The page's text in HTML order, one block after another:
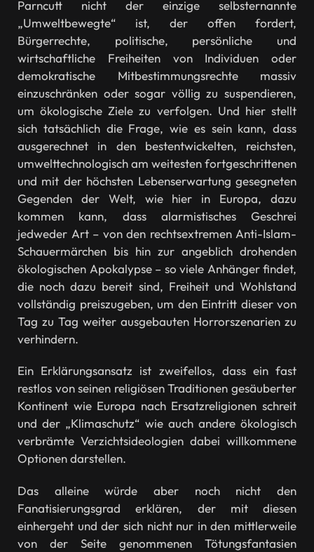
Parncutt nicht der einzige selbsternannte
„Umweltbewegte“ ist, der offen fordert,
Bürgerrechte, politische, persönliche und
wirtschaftliche Freiheiten von Individuen oder
demokratische Mitbestimmungsrechte massiv
einzuschränken oder sogar völlig zu suspendieren,
um ökologische Ziele zu verfolgen. Und hier stellt
sich tatsächlich die Frage, wie es sein kann, dass
ausgerechnet in den bestentwickelten, reichsten,
umwelttechnologisch am weitesten fortgeschrittenen
und mit der höchsten Lebenserwartung gesegneten
Gegenden der Welt, wie hier in Europa, dazu
kommen kann, dass alarmistisches Geschrei
jedweder Art – von den rechtsextremen Anti-Islam-
Schauermärchen bis hin zur angeblich drohenden
ökologischen Apokalypse – so viele Anhänger findet,
die noch dazu bereit sind, Freiheit und Wohlstand
vollständig preiszugeben, um den Eintritt dieser von
Tag zu Tag weiter ausgebauten Horrorszenarien zu
verhindern.
Ein Erklärungsansatz ist zweifellos, dass ein fast
restlos von seinen religiösen Traditionen gesäuberter
Kontinent wie Europa nach Ersatzreligionen schreit
und der „Klimaschutz“ wie auch andere ökologisch
verbrämte Verzichtsideologien dabei willkommene
Optionen darstellen.
Das alleine würde aber noch nicht den
Fanatisierungsgrad erklären, der mit diesen
einhergeht und der sich nicht nur in den mittlerweile
von der Seite genommenen Tötungsfantasien